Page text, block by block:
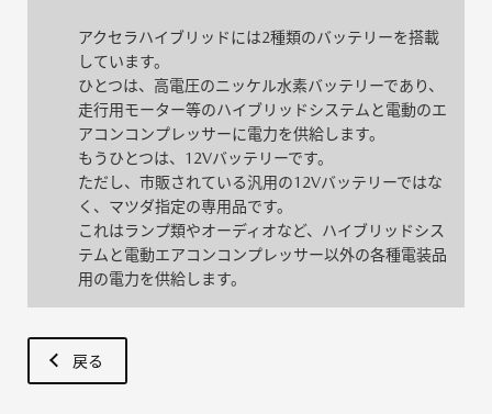
アクセラハイブリッドには2種類のバッテリーを搭載
しています。
ひとつは、高電圧のニッケル水素バッテリーであり、
走行用モーター等のハイブリッドシステムと電動のエ
アコンコンプレッサーに電力を供給します。
もうひとつは、12Vバッテリーです。
ただし、市販されている汎用の12Vバッテリーではな
く、マツダ指定の専用品です。
これはランプ類やオーディオなど、ハイブリッドシス
テムと電動エアコンコンプレッサー以外の各種電装品
用の電力を供給します。
戻る